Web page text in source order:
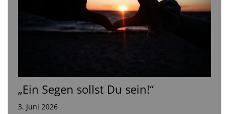
„Ein Segen sollst Du sein!“
3. Juni 2026